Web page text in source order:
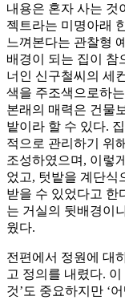
내용은 혼자 사는 것
젝트라는 미명아래
느껴본다는 관찰형
배경이 되는 집이 참
너인 신구철씨의 세
색을 주조색으로하
본래의 매력은 건물
밭이라 할 수 있다.
적으로 관리하기 위
조성하였으며, 이렇
었고, 텃밭을 계단식
받을 수 있었다고 한
는 거실의 뒷배경이
웠다.
전편에서 정원에 대
고 정의를 내렸다.
것’도 중요하지만 ‘